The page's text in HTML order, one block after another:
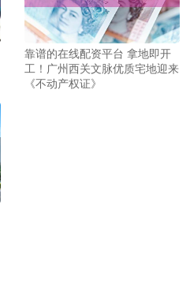
靠谱的在线配资平台 拿地即开
工！广州西关文脉优质宅地迎来
《不动产权证》